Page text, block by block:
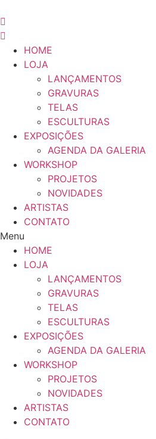
para
o
conteúdo
HOME
LOJA
LANÇAMENTOS
GRAVURAS
TELAS
ESCULTURAS
EXPOSIÇÕES
AGENDA DA GALERIA
WORKSHOP
PROJETOS
NOVIDADES
ARTISTAS
CONTATO
Menu
HOME
LOJA
LANÇAMENTOS
GRAVURAS
TELAS
ESCULTURAS
EXPOSIÇÕES
AGENDA DA GALERIA
WORKSHOP
PROJETOS
NOVIDADES
ARTISTAS
CONTATO